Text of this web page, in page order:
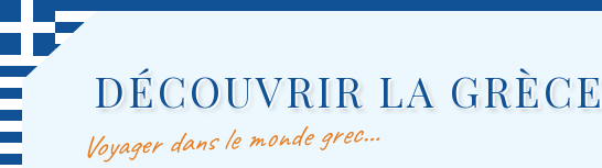
DÉCOUVRIR LA GRÈCE
Voyager dans le monde grec…